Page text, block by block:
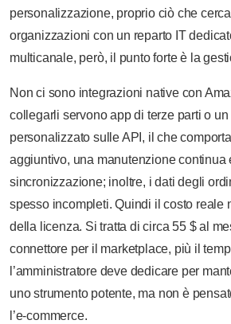
personalizzazione, proprio ciò che
organizzazioni con un reparto IT
multicanale, però, il punto forte è la
Non ci sono integrazioni native con
collegarli servono app di terze parti o
personalizzato sulle API, il che
aggiuntivo, una manutenzione continua
sincronizzazione; inoltre, i dati degli
spesso incompleti. Quindi il costo reale
della licenza. Si tratta di circa 55 $ al
connettore per il marketplace, più il
l’amministratore deve dedicare per
uno strumento potente, ma non è
l’e-commerce.